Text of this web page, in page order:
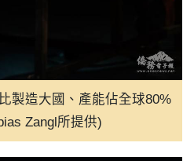
製造大國、產能佔全球80%
Zangl所提供)